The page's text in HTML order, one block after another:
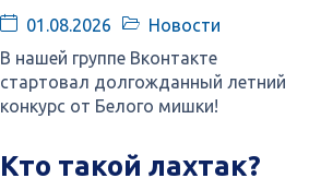
01.08.2026
Новости
В нашей группе Вконтакте
стартовал долгожданный летний
конкурс от Белого мишки!
Кто такой лахтак?